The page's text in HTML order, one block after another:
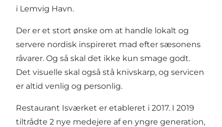
i Lemvig Havn.
Der er et stort ønske om at handle lokalt og
servere nordisk inspireret mad efter sæsonens
råvarer. Og så skal det ikke kun smage godt.
Det visuelle skal også stå knivskarp, og servicen
er altid venlig og personlig.
Restaurant Isværket er etableret i 2017. I 2019
tiltrådte 2 nye medejere af en yngre generation,